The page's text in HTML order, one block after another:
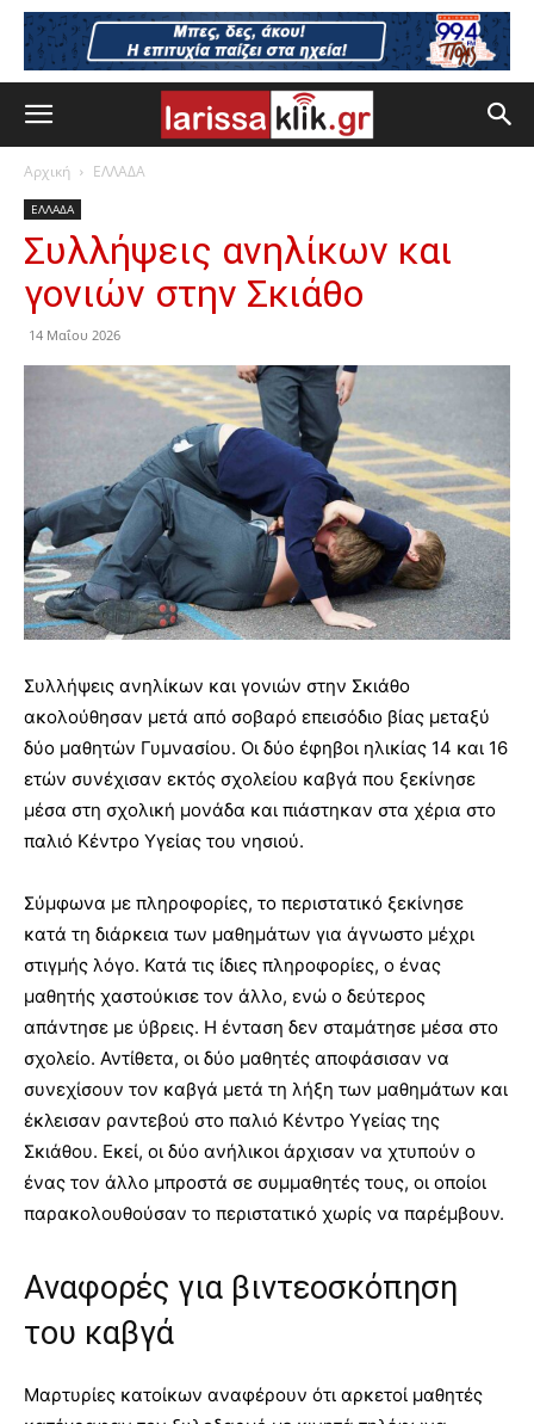
Αρχική ΕΛΛΑΔΑ
ΕΛΛΑΔΑ
Συλλήψεις ανηλίκων και
γονιών στην Σκιάθο
14 Μαΐου 2026
Συλλήψεις ανηλίκων και γονιών στην Σκιάθο
ακολούθησαν μετά από σοβαρό επεισόδιο βίας μεταξύ
δύο μαθητών Γυμνασίου. Οι δύο έφηβοι ηλικίας 14 και 16
ετών συνέχισαν εκτός σχολείου καβγά που ξεκίνησε
μέσα στη σχολική μονάδα και πιάστηκαν στα χέρια στο
παλιό Κέντρο Υγείας του νησιού.
Σύμφωνα με πληροφορίες, το περιστατικό ξεκίνησε
κατά τη διάρκεια των μαθημάτων για άγνωστο μέχρι
στιγμής λόγο. Κατά τις ίδιες πληροφορίες, ο ένας
μαθητής χαστούκισε τον άλλο, ενώ ο δεύτερος
απάντησε με ύβρεις. Η ένταση δεν σταμάτησε μέσα στο
σχολείο. Αντίθετα, οι δύο μαθητές αποφάσισαν να
συνεχίσουν τον καβγά μετά τη λήξη των μαθημάτων και
έκλεισαν ραντεβού στο παλιό Κέντρο Υγείας της
Σκιάθου. Εκεί, οι δύο ανήλικοι άρχισαν να χτυπούν ο
ένας τον άλλο μπροστά σε συμμαθητές τους, οι οποίοι
παρακολουθούσαν το περιστατικό χωρίς να παρέμβουν.
Αναφορές για βιντεοσκόπηση
του καβγά
Μαρτυρίες κατοίκων αναφέρουν ότι αρκετοί μαθητές